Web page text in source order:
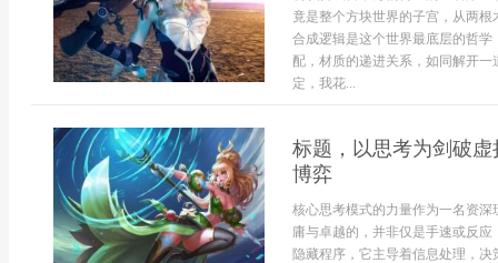
竟是整个方块世界的子宫，从两
合成逻辑是这个世界最底层的哲
配，材质的递进关系，如同解开
定，我花...
标题，以思考为剑破
博弈
核心思考模式的力量作为一名资
庸与卓越的，并非仅是手速或反
隐藏程序，它主导着信息处理，